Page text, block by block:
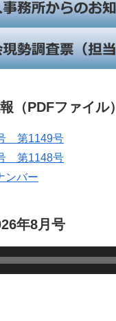
（PDFファイル）
第1149号
第1148号
ンバー
年8月号